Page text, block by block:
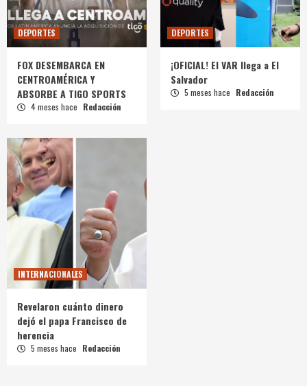
DEPORTES
FOX DESEMBARCA EN
CENTROAMÉRICA Y
ABSORBE A TIGO SPORTS
4 meses hace Redacción
DEPORTES
¡OFICIAL! El VAR llega a El
Salvador
5 meses hace Redacción
INTERNACIONALES
Revelaron cuánto dinero
dejó el papa Francisco de
herencia
5 meses hace Redacción